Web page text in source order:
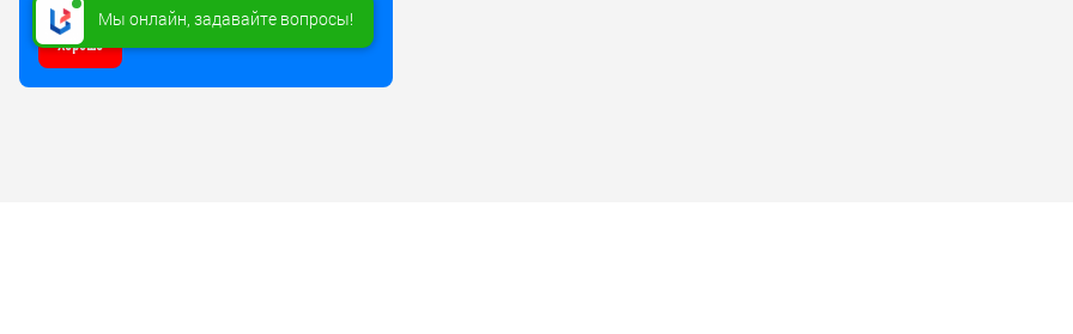
Хорошо
Мы онлайн, задавайте вопросы!